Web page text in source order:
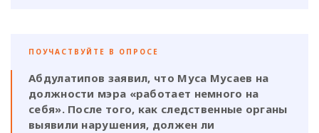
ПОУЧАСТВУЙТЕ В ОПРОСЕ
Абдулатипов заявил, что Муса Мусаев на
должности мэра «работает немного на
себя». После того, как следственные органы
выявили нарушения, должен ли